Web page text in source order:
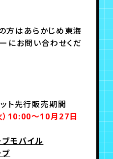
方はあらかじめ東海
にお問い合わせくだ
ト先行販売期間
10:00～10月27日
モバイル